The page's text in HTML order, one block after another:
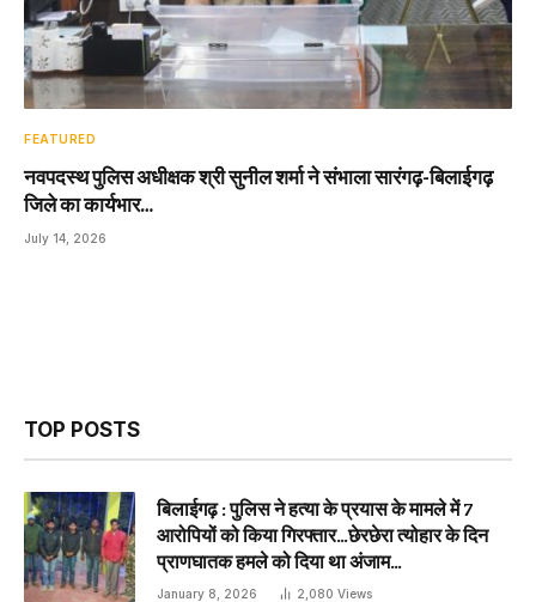
FEATURED
नवपदस्थ पुलिस अधीक्षक श्री सुनील शर्मा ने संभाला सारंगढ़-बिलाईगढ़
जिले का कार्यभार…
July 14, 2026
TOP POSTS
बिलाईगढ़ : पुलिस ने हत्या के प्रयास के मामले में 7
आरोपियों को किया गिरफ्तार…छेरछेरा त्योहार के दिन
प्राणघातक हमले को दिया था अंजाम…
January 8, 2026 2,080 Views